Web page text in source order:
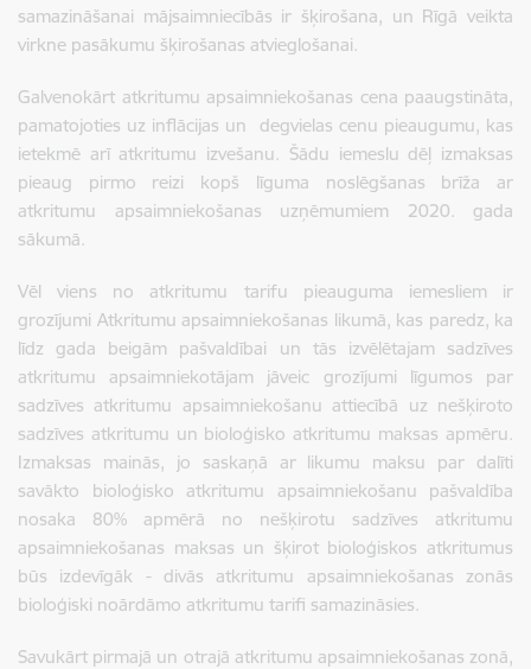
samazināšanai mājsaimniecībās ir šķirošana, un Rīgā veikta
virkne pasākumu šķirošanas atvieglošanai.
Galvenokārt atkritumu apsaimniekošanas cena paaugstināta,
pamatojoties uz inflācijas un degvielas cenu pieaugumu, kas
ietekmē arī atkritumu izvešanu. Šādu iemeslu dēļ izmaksas
pieaug pirmo reizi kopš līguma noslēgšanas brīža ar
atkritumu apsaimniekošanas uzņēmumiem 2020. gada
sākumā.
Vēl viens no atkritumu tarifu pieauguma iemesliem ir
grozījumi Atkritumu apsaimniekošanas likumā, kas paredz, ka
līdz gada beigām pašvaldībai un tās izvēlētajam sadzīves
atkritumu apsaimniekotājam jāveic grozījumi līgumos par
sadzīves atkritumu apsaimniekošanu attiecībā uz nešķiroto
sadzīves atkritumu un bioloģisko atkritumu maksas apmēru.
Izmaksas mainās, jo saskaņā ar likumu maksu par dalīti
savākto bioloģisko atkritumu apsaimniekošanu pašvaldība
nosaka 80% apmērā no nešķirotu sadzīves atkritumu
apsaimniekošanas maksas un šķirot bioloģiskos atkritumus
būs izdevīgāk - divās atkritumu apsaimniekošanas zonās
bioloģiski noārdāmo atkritumu tarifi samazināsies.
Savukārt pirmajā un otrajā atkritumu apsaimniekošanas zonā,